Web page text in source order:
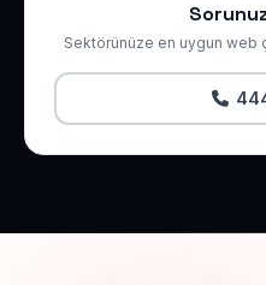
Sektörünüze en uygun web